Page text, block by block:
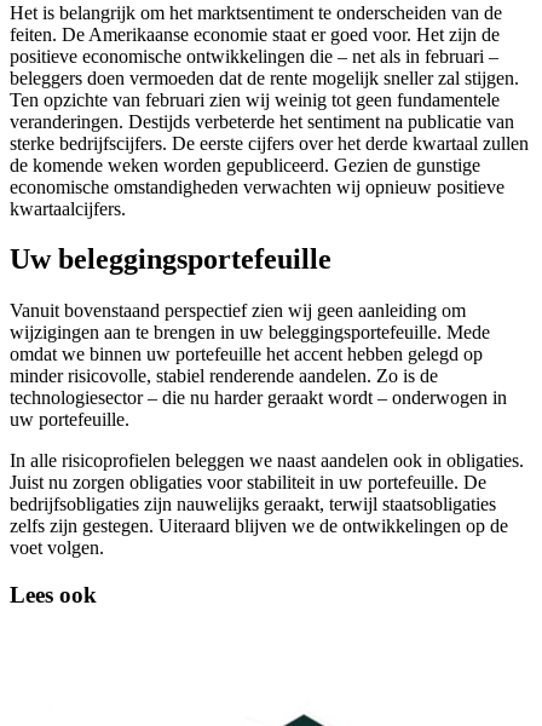
Het is belangrijk om het marktsentiment te onderscheiden van de
feiten. De Amerikaanse economie staat er goed voor. Het zijn de
positieve economische ontwikkelingen die – net als in februari –
beleggers doen vermoeden dat de rente mogelijk sneller zal stijgen.
Ten opzichte van februari zien wij weinig tot geen fundamentele
veranderingen. Destijds verbeterde het sentiment na publicatie van
sterke bedrijfscijfers. De eerste cijfers over het derde kwartaal zullen
de komende weken worden gepubliceerd. Gezien de gunstige
economische omstandigheden verwachten wij opnieuw positieve
kwartaalcijfers.
Uw beleggingsportefeuille
Vanuit bovenstaand perspectief zien wij geen aanleiding om
wijzigingen aan te brengen in uw beleggingsportefeuille. Mede
omdat we binnen uw portefeuille het accent hebben gelegd op
minder risicovolle, stabiel renderende aandelen. Zo is de
technologiesector – die nu harder geraakt wordt – onderwogen in
uw portefeuille.
In alle risicoprofielen beleggen we naast aandelen ook in obligaties.
Juist nu zorgen obligaties voor stabiliteit in uw portefeuille. De
bedrijfsobligaties zijn nauwelijks geraakt, terwijl staatsobligaties
zelfs zijn gestegen. Uiteraard blijven we de ontwikkelingen op de
voet volgen.
Lees ook